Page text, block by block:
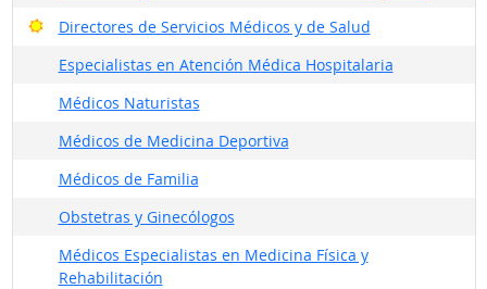
Directores de Servicios Médicos y de Salud
Buenas perspectivas
Especialistas en Atención Médica Hospitalaria
Médicos Naturistas
Médicos de Medicina Deportiva
Médicos de Familia
Obstetras y Ginecólogos
Médicos Especialistas en Medicina Física y
Rehabilitación